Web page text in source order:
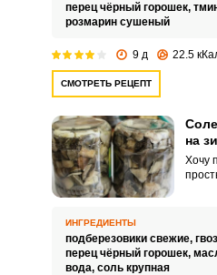
перец чёрный горошек,
розмарин сушеный
9 д 22.5
СМОТРЕТЬ РЕЦЕПТ
на
Хочу
всех
ИНГРЕДИЕНТЫ
подберезовики свежие,
перец чёрный горошек,
вода, соль крупная